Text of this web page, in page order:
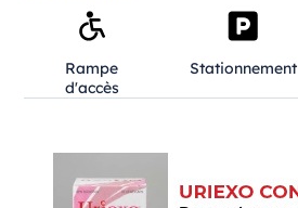
Rampe
d'accès
Stationnement